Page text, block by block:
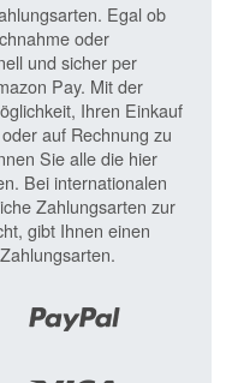
Egal ob
oder
und sicher per
Pay. Mit der
Ihren Einkauf
auf Rechnung zu
Sie alle die hier
Bei internationalen
Zahlungsarten zur
gibt Ihnen einen